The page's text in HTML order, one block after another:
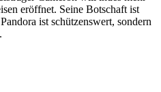
eröffnet. Seine Botschaft ist
ist schützenswert, sondern